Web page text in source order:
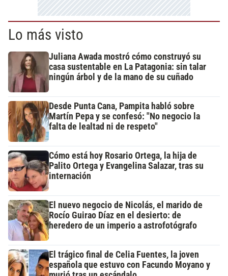
Lo más visto
Juliana Awada mostró cómo construyó su
casa sustentable en La Patagonia: sin talar
ningún árbol y de la mano de su cuñado
Desde Punta Cana, Pampita habló sobre
Martín Pepa y se confesó: "No negocio la
falta de lealtad ni de respeto"
Cómo está hoy Rosario Ortega, la hija de
Palito Ortega y Evangelina Salazar, tras su
internación
El nuevo negocio de Nicolás, el marido de
Rocío Guirao Díaz en el desierto: de
heredero de un imperio a astrofotógrafo
El trágico final de Celia Fuentes, la joven
española que estuvo con Facundo Moyano y